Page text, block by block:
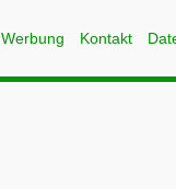
Werbung Kontakt